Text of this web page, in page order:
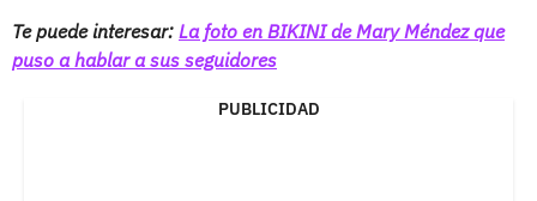
Te puede interesar: La foto en BIKINI de Mary Méndez que
puso a hablar a sus seguidores
PUBLICIDAD